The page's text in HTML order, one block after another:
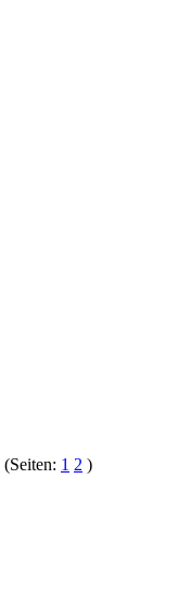
(Seiten: 1 2 )